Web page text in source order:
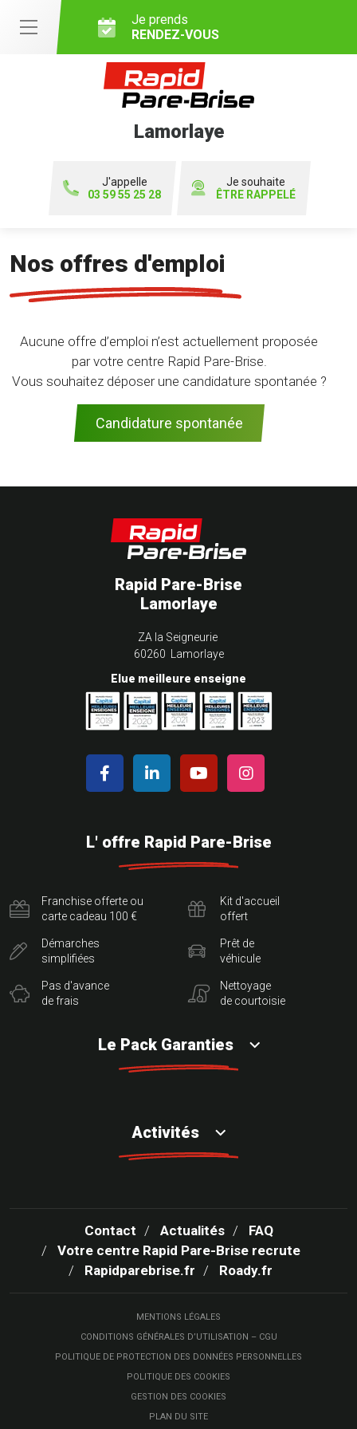
Je prends
RENDEZ-VOUS
Lamorlaye
J'appelle
03 59 55 25 28
Je souhaite
ÊTRE RAPPELÉ
Nos offres d'emploi
Aucune offre d’emploi n’est actuellement proposée
par votre centre Rapid Pare-Brise.
Vous souhaitez déposer une candidature spontanée ?
Candidature spontanée
Rapid Pare-Brise
Lamorlaye
ZA la Seigneurie
60260 Lamorlaye
Elue meilleure enseigne
L' offre Rapid Pare-Brise
Franchise offerte ou
carte cadeau 100 €
Démarches
simplifiées
Pas d'avance
de frais
Kit d'accueil
offert
Prêt de
véhicule
Nettoyage
de courtoisie
Le Pack Garanties
Activités
Contact Actualités
FAQ
Votre centre Rapid Pare-Brise recrute
Rapidparebrise.fr
Roady.fr
MENTIONS LÉGALES
CONDITIONS GÉNÉRALES D’UTILISATION – CGU
POLITIQUE DE PROTECTION DES DONNÉES PERSONNELLES
POLITIQUE DES COOKIES
GESTION DES COOKIES
PLAN DU SITE